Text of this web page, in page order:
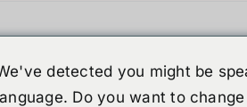
สินค้าลดราคา
เ
detected you might be
Do you want to